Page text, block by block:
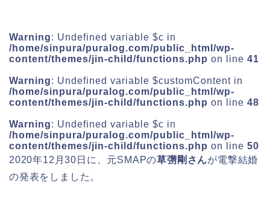
Warning: Undefined variable $c in
/home/sinpura/puralog.com/public_html/wp-
content/themes/jin-child/functions.php on line 41
Warning: Undefined variable $customContent in
/home/sinpura/puralog.com/public_html/wp-
content/themes/jin-child/functions.php on line 48
Warning: Undefined variable $c in
/home/sinpura/puralog.com/public_html/wp-
content/themes/jin-child/functions.php on line 50
2020年12月30日に、元SMAPの草彅剛さんが電撃結婚
の発表をしました。